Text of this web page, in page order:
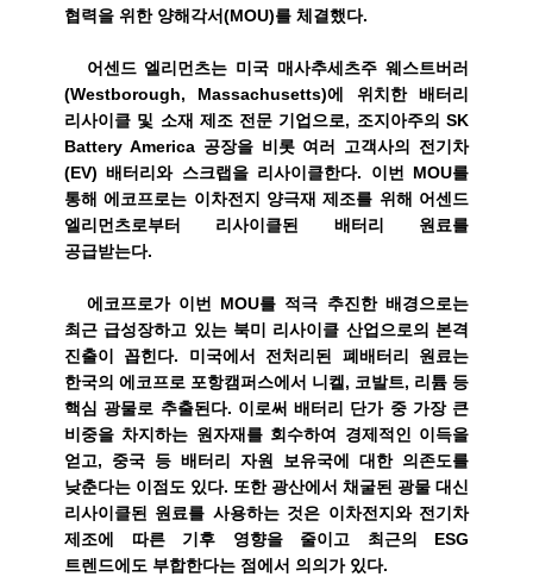
협력을 위한 양해각서(MOU)를 체결했다.
어센드 엘리먼츠는 미국 매사추세츠주 웨스트버러
(Westborough, Massachusetts)에 위치한 배터리
리사이클 및 소재 제조 전문 기업으로, 조지아주의 SK
Battery America 공장을 비롯 여러 고객사의 전기차
(EV)배터리와 스크랩을 리사이클한다. 이번 MOU를
통해 에코프로는 이차전지 양극재 제조를 위해 어센드
엘리먼츠로부터 리사이클된 배터리 원료를
공급받는다.
에코프로가 이번 MOU를 적극 추진한 배경으로는
최근 급성장하고 있는 북미 리사이클 산업으로의 본격
진출이 꼽힌다. 미국에서 전처리된 폐배터리 원료는
한국의 에코프로 포항캠퍼스에서 니켈 , 코발트, 리튬 등
핵심 광물로 추출된다. 이로써 배터리 단가 중 가장 큰
비중을 차지하는 원자재를 회수하여 경제적인 이득을
얻고, 중국 등 배터리 자원 보유국에 대한 의존도를
낮춘다는 이점도 있다. 또한 광산에서 채굴된 광물 대신
리사이클된 원료를 사용하는 것은 이차전지와 전기차
제조에 따른 기후 영향을 줄이고 최근의
ESG
트렌드에도 부합한다는 점에서 의의가 있다.